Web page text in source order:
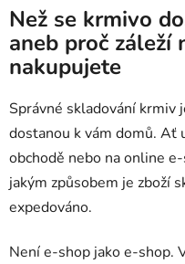
Než se krmivo
aneb proč záleží
nakupujete
Správné skladování krmiv
dostanou k vám domů. Ať
obchodě nebo na online
jakým způsobem je zboží
expedováno.
Není e-shop jako e-shop.